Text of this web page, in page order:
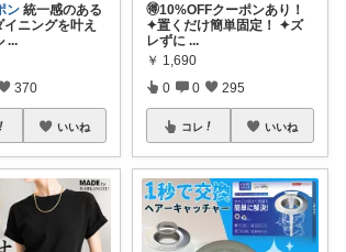
ン 統一感のある
イニングを叶え
...
370
いいね
🉐10%OFFクーポンあり！
✦置くだけ簡単固定！ ✦ズ
レずに ...
￥ 1,690
0 0 295
コレ いいね